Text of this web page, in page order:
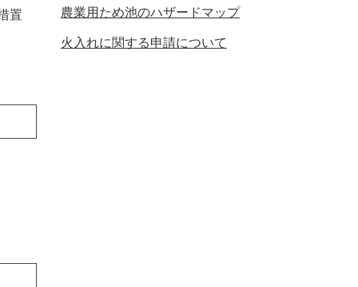
置 農業用ため池のハザードマップ
火入れに関する申請について